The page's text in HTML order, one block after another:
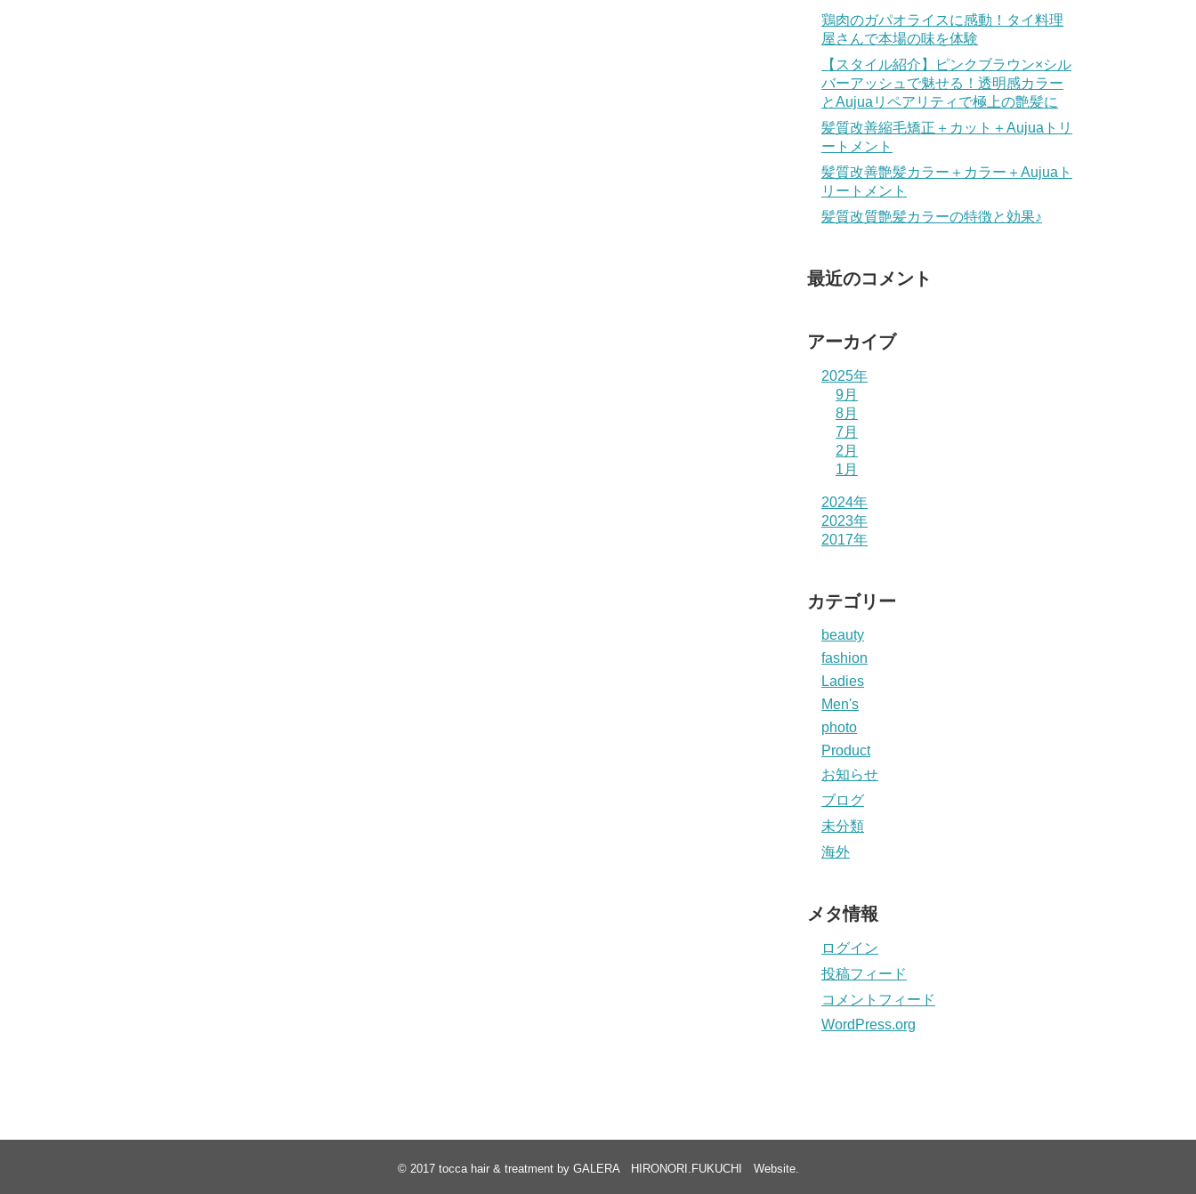
鶏肉のガパオライスに感動！タイ料理
屋さんで本場の味を体験
【スタイル紹介】ピンクブラウン×シル
バーアッシュで魅せる！透明感カラー
とAujuaリペアリティで極上の艶髪に
髪質改善縮毛矯正＋カット＋Aujuaトリ
ートメント
髪質改善艶髪カラー＋カラー＋Aujuaト
リートメント
髪質改質艶髪カラーの特徴と効果♪
最近のコメント
アーカイブ
2025年
9月
8月
7月
2月
1月
2024年
2023年
2017年
カテゴリー
beauty
fashion
Ladies
Men's
photo
Product
お知らせ
ブログ
未分類
海外
メタ情報
ログイン
投稿フィード
コメントフィード
WordPress.org
© 2017 tocca hair & treatment by GALERA HIRONORI.FUKUCHI Website.